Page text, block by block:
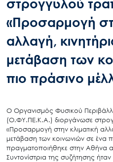
στρογγυλού
«Προσαρμογή
αλλαγή,
μετάβαση των
πιο πράσινο
Ο Οργανισμός Φυσικού
(Ο.ΦΥ.ΠΕ.Κ.Α.) διοργάνωσε
«Προσαρμογή στην κλιματική
μετάβαση των κοινωνιών σε ένα
πραγματοποιήθηκε στην Αθήνα
Συντονίστρια της συζήτησης